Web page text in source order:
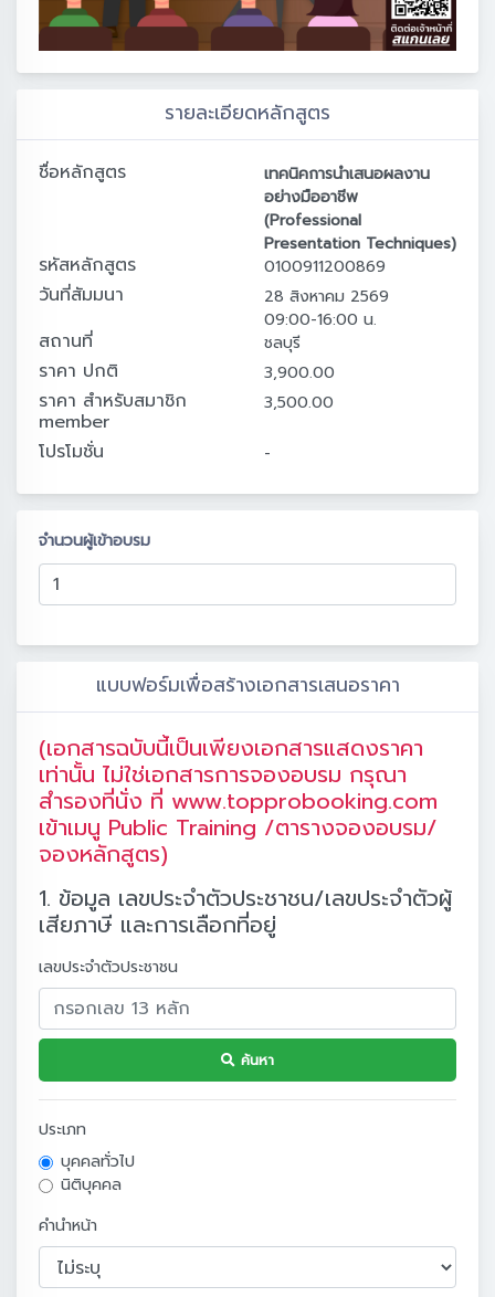
รายละเอียดหลักสูตร
ชื่อหลักสูตร
เทคนิคการนำเสนอผลงาน
อย่างมืออาชีพ
(Professional
Presentation Techniques)
รหัสหลักสูตร 0100911200869
วันที่สัมมนา
28 สิงหาคม 2569
09:00-16:00 น.
สถานที่ ชลบุรี
ราคา ปกติ 3,900.00
ราคา สำหรับสมาชิก
member
3,500.00
โปรโมชั่น -
จำนวนผู้เข้าอบรม
แบบฟอร์มเพื่อสร้างเอกสารเสนอราคา
(เอกสารฉบับนี้เป็นเพียงเอกสารแสดงราคา
เท่านั้น ไม่ใช่เอกสารการจองอบรม กรุณา
สำรองที่นั่ง ที่ www.topprobooking.com
เข้าเมนู Public Training /ตารางจองอบรม/
จองหลักสูตร)
1. ข้อมูล เลขประจำตัวประชาชน/เลขประจำตัวผู้
เสียภาษี และการเลือกที่อยู่
เลขประจำตัวประชาชน
ค้นหา
ประเภท
บุคคลทั่วไป
นิติบุคคล
คำนำหน้า